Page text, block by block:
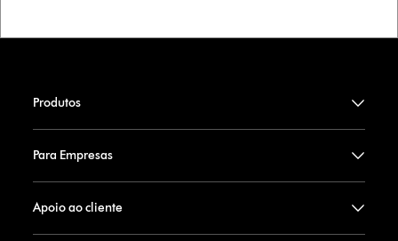
Produtos
Para Empresas
Apoio ao cliente